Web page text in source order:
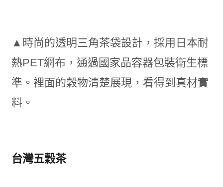
▲時尚的透明三角茶袋設計，採用日本耐
熱PET網布，通過國家品容器包裝衛生標
準。裡面的穀物清楚展現，看得到真材實
料。
台灣五穀茶